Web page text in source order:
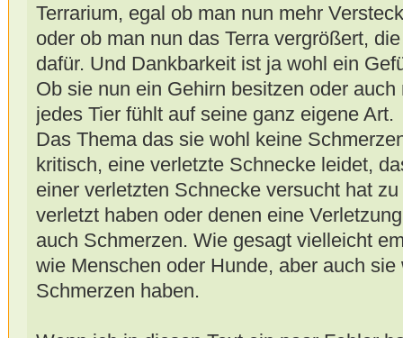
Terrarium, egal ob man nun mehr
oder ob man nun das Terra vergrößert,
dafür. Und Dankbarkeit ist ja wohl ein
Ob sie nun ein Gehirn besitzen oder
jedes Tier fühlt auf seine ganz eigene Art.
Das Thema das sie wohl keine
kritisch, eine verletzte Schnecke leidet,
einer verletzten Schnecke versucht hat
verletzt haben oder denen eine
auch Schmerzen. Wie gesagt vielleicht
wie Menschen oder Hunde, aber auch
Schmerzen haben.